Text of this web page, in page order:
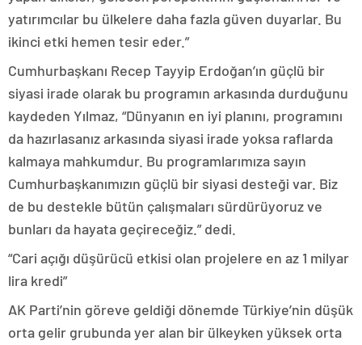
yatırımcılar bu ülkelere daha fazla güven duyarlar. Bu
ikinci etki hemen tesir eder.”
Cumhurbaşkanı Recep Tayyip Erdoğan’ın güçlü bir
siyasi irade olarak bu programın arkasında durduğunu
kaydeden Yılmaz, “Dünyanın en iyi planını, programını
da hazırlasanız arkasında siyasi irade yoksa raflarda
kalmaya mahkumdur. Bu programlarımıza sayın
Cumhurbaşkanımızın güçlü bir siyasi desteği var. Biz
de bu destekle bütün çalışmaları sürdürüyoruz ve
bunları da hayata geçireceğiz.” dedi.
“Cari açığı düşürücü etkisi olan projelere en az 1 milyar
lira kredi”
AK Parti’nin göreve geldiği dönemde Türkiye’nin düşük
orta gelir grubunda yer alan bir ülkeyken yüksek orta